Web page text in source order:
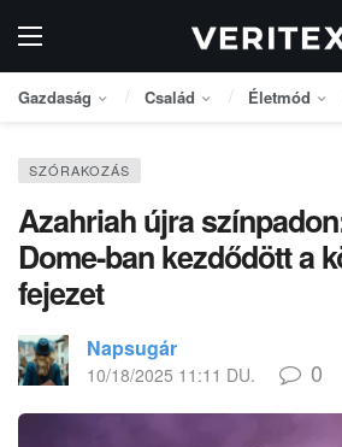
Gazdaság Család Életmód
SZÓRAKOZÁS
Azahriah újra
Dome-ban kezdődött a
fejezet
Napsugár
10/18/2025 11:11 DU. 0